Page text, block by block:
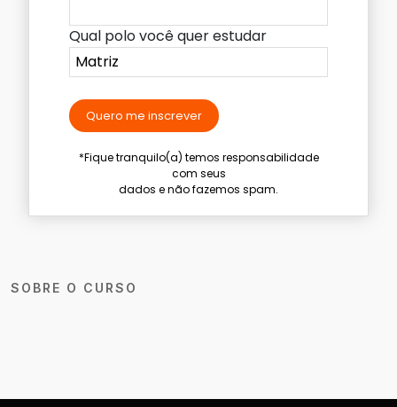
SOBRE O CURSO
Qual polo você quer estudar
Quero me inscrever
*Fique tranquilo(a) temos responsabilidade
com seus
dados e não fazemos spam.